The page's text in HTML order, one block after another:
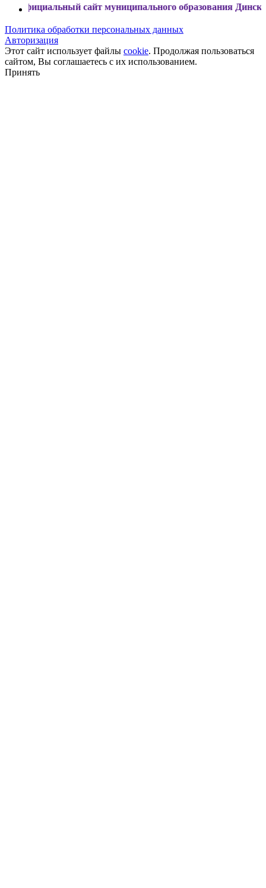
сайт муниципального образования Динской район
Политика обработки персональных данных
Авторизация
Этот сайт использует файлы cookie. Продолжая пользоваться
сайтом, Вы соглашаетесь с их использованием.
Принять